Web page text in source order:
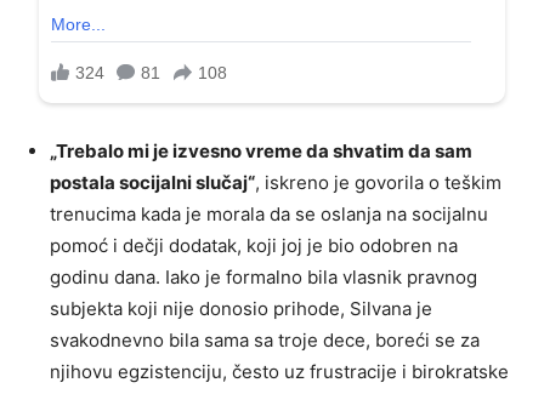
„Trebalo mi je izvesno vreme da shvatim da sam
postala socijalni slučaj“, iskreno je govorila o teškim
trenucima kada je morala da se oslanja na socijalnu
pomoć i dečji dodatak, koji joj je bio odobren na
godinu dana. Iako je formalno bila vlasnik pravnog
subjekta koji nije donosio prihode, Silvana je
svakodnevno bila sama sa troje dece, boreći se za
njihovu egzistenciju, često uz frustracije i birokratske